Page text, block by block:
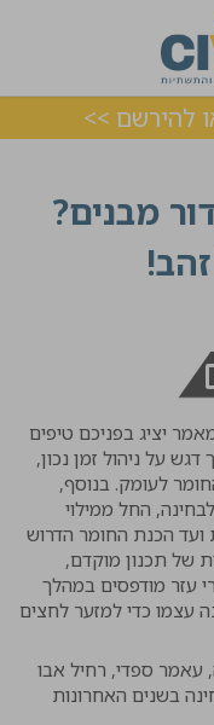
מבנים?
יציג בפניכם טיפים
על ניהול זמן נכון,
לעומק. בנוסף,
החל ממילוי
הכנת החומר הדרוש
של תכנון מוקדם,
עזר מודפסים במהלך
עצמו כדי למזער לחצים
עאמר ספדי, רחיל אבו
בשנים האחרונות